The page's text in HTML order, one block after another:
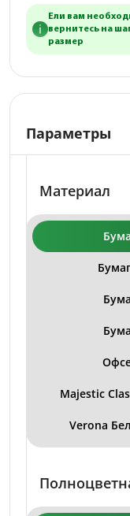
Ели вам
вернитесь на
размер
Параметры
Материал
Majestic
Verona